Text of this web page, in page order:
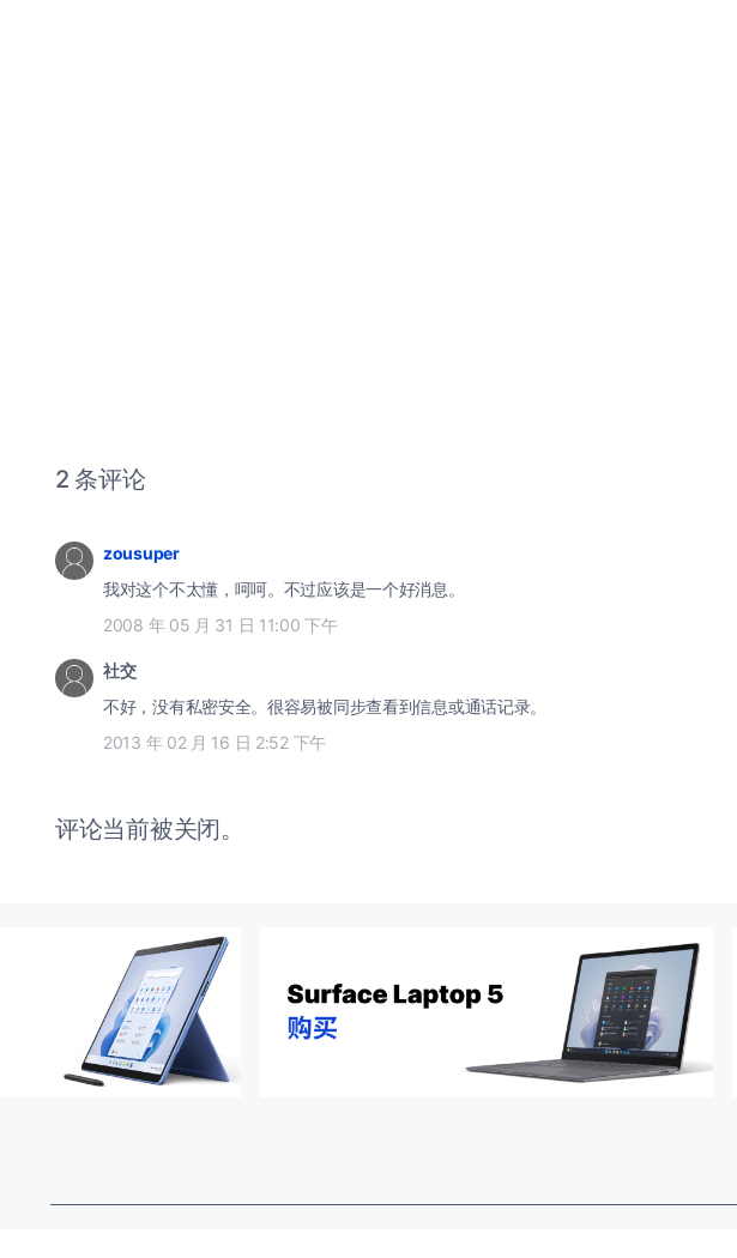
2 条评论
zousuper
我对这个不太懂，呵呵。不过应该是一个好消息。
2008 年 05 月 31 日 11:00 下午
社交
不好，没有私密安全。很容易被同步查看到信息或通话记录。
2013 年 02 月 16 日 2:52 下午
评论当前被关闭。